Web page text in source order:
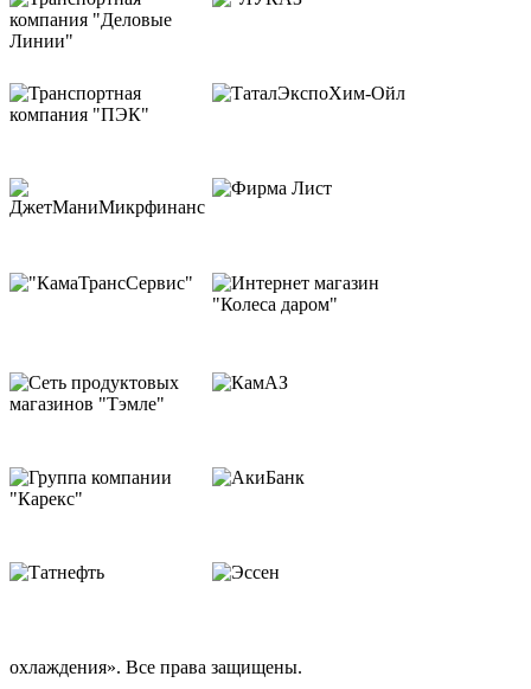
охлаждения». Все права защищены.